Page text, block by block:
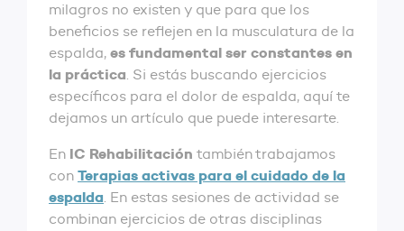
milagros no existen y que para que los
beneficios se reflejen en la musculatura de la
espalda, es fundamental ser constantes en
la práctica. Si estás buscando ejercicios
específicos para el dolor de espalda, aquí te
dejamos un artículo que puede interesarte.
En IC Rehabilitación también trabajamos
con Terapias activas para el cuidado de la
espalda. En estas sesiones de actividad se
combinan ejercicios de otras disciplinas